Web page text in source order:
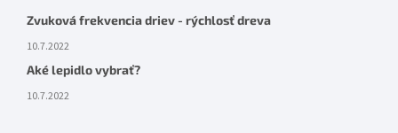
Zvuková frekvencia driev - rýchlosť dreva
10.7.2022
Aké lepidlo vybrať?
10.7.2022